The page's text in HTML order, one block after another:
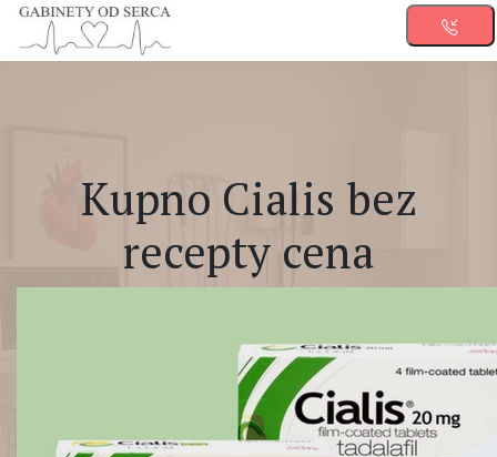
Kupno Cialis bez
recepty cena